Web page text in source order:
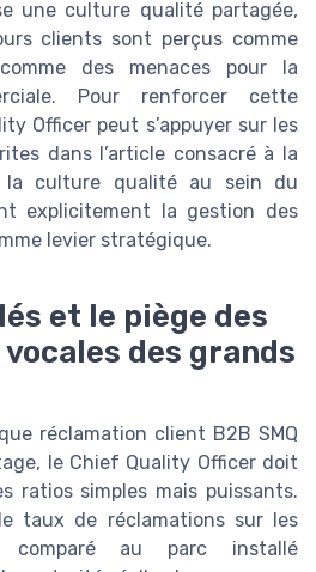
une culture qualité partagée,
clients sont perçus comme
des menaces pour la
Pour renforcer cette
Officer peut s’appuyer sur les
dans l’article consacré à la
la culture qualité au sein du
explicitement la gestion des
levier stratégique.
et le piège des
des grands
réclamation client B2B SMQ
le Chief Quality Officer doit
ratios simples mais puissants.
taux de réclamations sur les
comparé au parc installé